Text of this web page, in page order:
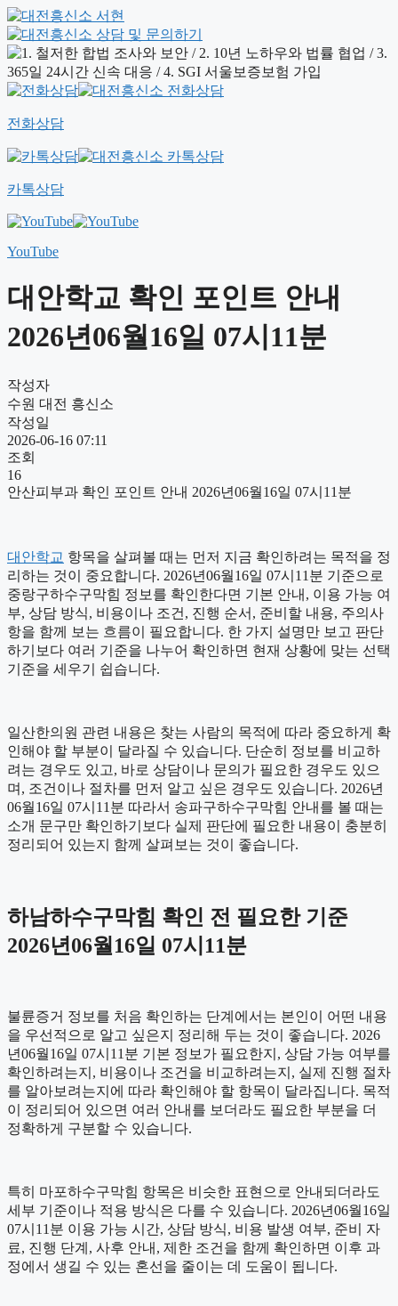
전화상담
카톡상담
YouTube
대안학교 확인 포인트 안내
2026년06월16일 07시11분
작성자
수원 대전 흥신소
작성일
2026-06-16 07:11
조회
16
안산피부과 확인 포인트 안내 2026년06월16일 07시11분
대안학교 항목을 살펴볼 때는 먼저 지금 확인하려는 목적을 정
리하는 것이 중요합니다. 2026년06월16일 07시11분 기준으로
중랑구하수구막힘 정보를 확인한다면 기본 안내, 이용 가능 여
부, 상담 방식, 비용이나 조건, 진행 순서, 준비할 내용, 주의사
항을 함께 보는 흐름이 필요합니다. 한 가지 설명만 보고 판단
하기보다 여러 기준을 나누어 확인하면 현재 상황에 맞는 선택
기준을 세우기 쉽습니다.
일산한의원 관련 내용은 찾는 사람의 목적에 따라 중요하게 확
인해야 할 부분이 달라질 수 있습니다. 단순히 정보를 비교하
려는 경우도 있고, 바로 상담이나 문의가 필요한 경우도 있으
며, 조건이나 절차를 먼저 알고 싶은 경우도 있습니다. 2026년
06월16일 07시11분 따라서 송파구하수구막힘 안내를 볼 때는
소개 문구만 확인하기보다 실제 판단에 필요한 내용이 충분히
정리되어 있는지 함께 살펴보는 것이 좋습니다.
하남하수구막힘 확인 전 필요한 기준
2026년06월16일 07시11분
불륜증거 정보를 처음 확인하는 단계에서는 본인이 어떤 내용
을 우선적으로 알고 싶은지 정리해 두는 것이 좋습니다. 2026
년06월16일 07시11분 기본 정보가 필요한지, 상담 가능 여부를
확인하려는지, 비용이나 조건을 비교하려는지, 실제 진행 절차
를 알아보려는지에 따라 확인해야 할 항목이 달라집니다. 목적
이 정리되어 있으면 여러 안내를 보더라도 필요한 부분을 더
정확하게 구분할 수 있습니다.
특히 마포하수구막힘 항목은 비슷한 표현으로 안내되더라도
세부 기준이나 적용 방식은 다를 수 있습니다. 2026년06월16일
07시11분 이용 가능 시간, 상담 방식, 비용 발생 여부, 준비 자
료, 진행 단계, 사후 안내, 제한 조건을 함께 확인하면 이후 과
정에서 생길 수 있는 혼선을 줄이는 데 도움이 됩니다.